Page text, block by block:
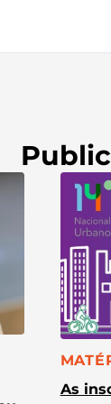
As